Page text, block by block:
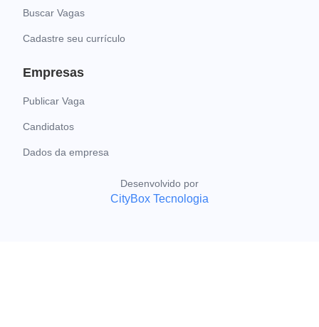
Buscar Vagas
Cadastre seu currículo
Empresas
Publicar Vaga
Candidatos
Dados da empresa
Desenvolvido por
CityBox Tecnologia